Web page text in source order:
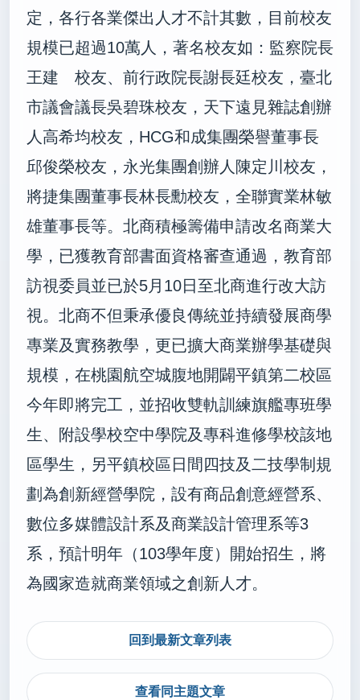
定，各行各業傑出人才不計其數，目前校友
規模已超過10萬人，著名校友如：監察院長
王建 校友、前行政院長謝長廷校友，臺北
市議會議長吳碧珠校友，天下遠見雜誌創辦
人高希均校友，HCG和成集團榮譽董事長
邱俊榮校友，永光集團創辦人陳定川校友，
將捷集團董事長林長勳校友，全聯實業林敏
雄董事長等。北商積極籌備申請改名商業大
學，已獲教育部書面資格審查通過，教育部
訪視委員並已於5月10日至北商進行改大訪
視。北商不但秉承優良傳統並持續發展商學
專業及實務教學，更已擴大商業辦學基礎與
規模，在桃園航空城腹地開闢平鎮第二校區
今年即將完工，並招收雙軌訓練旗艦專班學
生、附設學校空中學院及專科進修學校該地
區學生，另平鎮校區日間四技及二技學制規
劃為創新經營學院，設有商品創意經營系、
數位多媒體設計系及商業設計管理系等3
系，預計明年（103學年度）開始招生，將
為國家造就商業領域之創新人才。
回到最新文章列表
查看同主題文章